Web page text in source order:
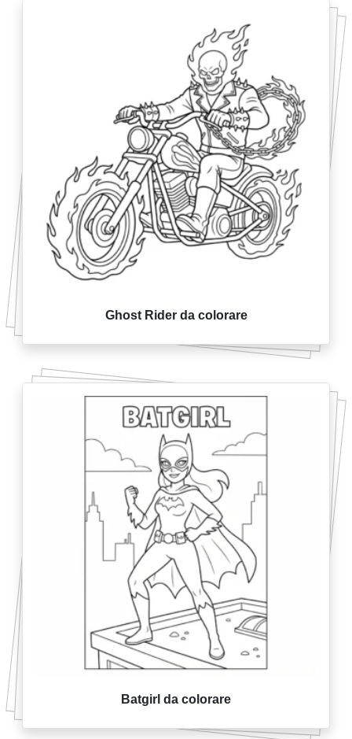
Ghost Rider da colorare
Batgirl da colorare